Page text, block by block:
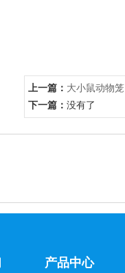
上一篇： 大小鼠动物笼
下一篇： 没有了
产品中心